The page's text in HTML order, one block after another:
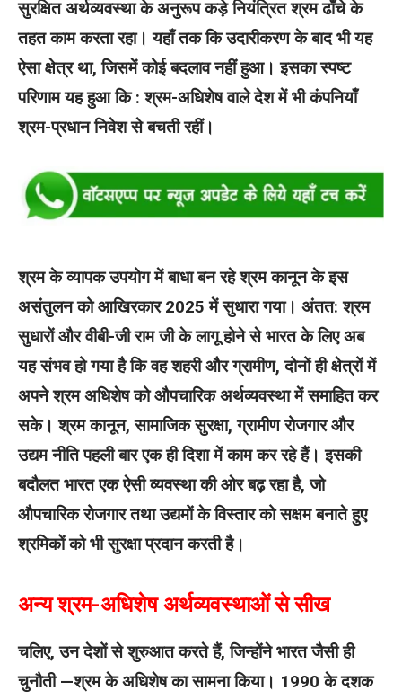
सुरक्षित अर्थव्यवस्था के अनुरूप कड़े नियंत्रित श्रम ढाँचे के
तहत काम करता रहा। यहाँ तक कि उदारीकरण के बाद भी यह
ऐसा क्षेत्र था, जिसमें कोई बदलाव नहीं हुआ। इसका स्पष्ट
परिणाम यह हुआ कि : श्रम-अधिशेष वाले देश में भी कंपनियाँ
श्रम-प्रधान निवेश से बचती रहीं।
श्रम के व्यापक उपयोग में बाधा बन रहे श्रम कानून के इस
असंतुलन को आखिरकार 2025 में सुधारा गया। अंतत: श्रम
सुधारों और वीबी-जी राम जी के लागू होने से भारत के लिए अब
यह संभव हो गया है कि वह शहरी और ग्रामीण, दोनों ही क्षेत्रों में
अपने श्रम अधिशेष को औपचारिक अर्थव्यवस्था में समाहित कर
सके। श्रम कानून, सामाजिक सुरक्षा, ग्रामीण रोजगार और
उद्यम नीति पहली बार एक ही दिशा में काम कर रहे हैं। इसकी
बदौलत भारत एक ऐसी व्यवस्था की ओर बढ़ रहा है, जो
औपचारिक रोजगार तथा उद्यमों के विस्तार को सक्षम बनाते हुए
श्रमिकों को भी सुरक्षा प्रदान करती है।
अन्य श्रम-अधिशेष अर्थव्यवस्थाओं से सीख
चलिए, उन देशों से शुरुआत करते हैं, जिन्होंने भारत जैसी ही
चुनौती —श्रम के अधिशेष का सामना किया। 1990 के दशक